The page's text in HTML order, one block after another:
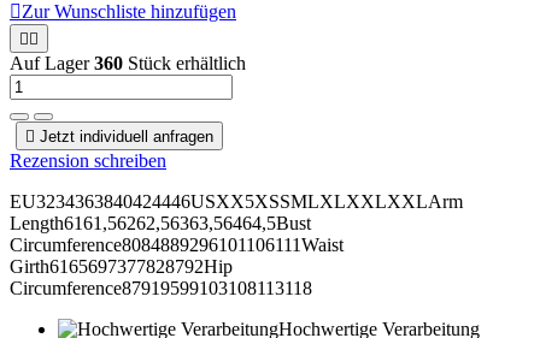
Zur Wunschliste hinzufügen
 
Auf Lager360 Stück erhältlich
 Jetzt individuell anfragen
Rezension schreiben
EU3234363840424446USXX5XSSMLXLXXLXXLArm
Length6161,56262,56363,56464,5Bust
Circumference8084889296101106111Waist
Girth6165697377828792Hip
Circumference87919599103108113118
Hochwertige Verarbeitung